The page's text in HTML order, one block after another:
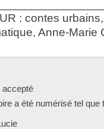
: contes
Anne-Marie
accepté
a été numérisé tel que